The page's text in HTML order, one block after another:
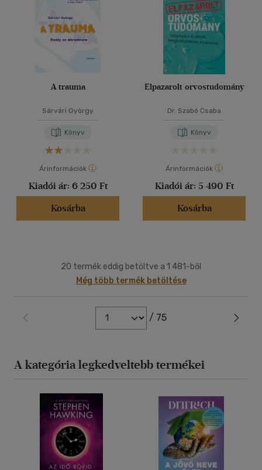
A trauma
Sárvári György
Könyv
Árinformációk
Kiadói ár: 6 250 Ft
Kosárba
Elpazarolt orvostudomány
Dr. Szabó Csaba
Könyv
Árinformációk
Kiadói ár: 5 490 Ft
Kosárba
20 termék eddig betöltve a 1 481-ből
Még több termék betöltése
/ 75
A kategória legkedveltebb termékei